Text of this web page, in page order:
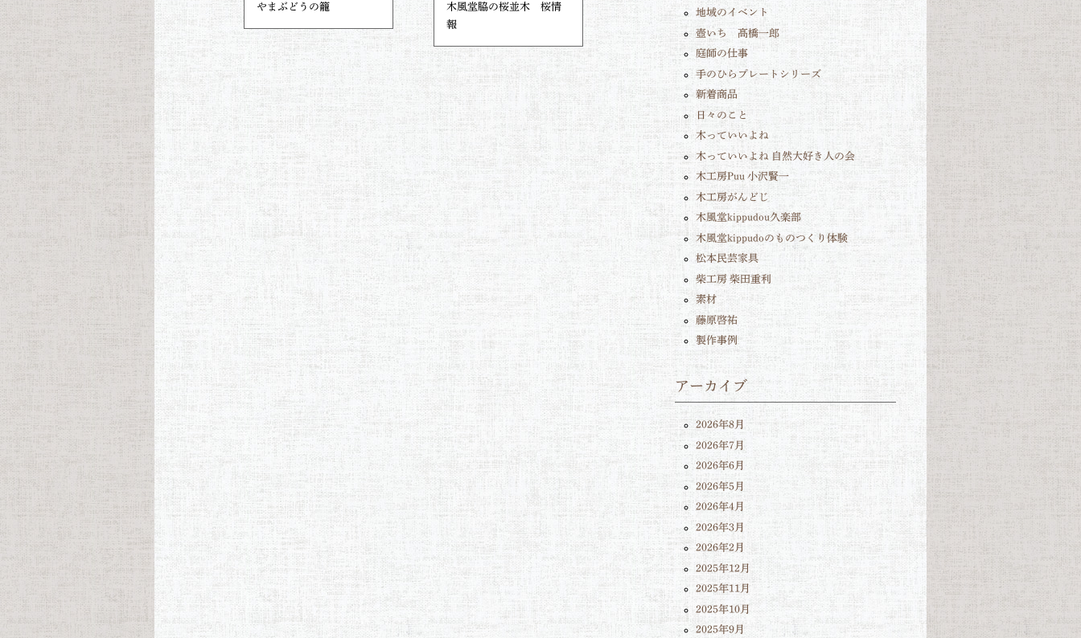
やまぶどうの籠
木風堂脇の桜並木 桜情
報
地域のイベント
壺いち 髙橋一郎
庭師の仕事
手のひらプレートシリーズ
新着商品
日々のこと
木っていいよね
木っていいよね 自然大好き人の会
木工房Puu 小沢賢一
木工房がんどじ
木風堂kippudou久楽部
木風堂kippudoのものつくり体験
松本民芸家具
柴工房 柴田重利
素材
藤原啓祐
製作事例
アーカイブ
2026年8月
2026年7月
2026年6月
2026年5月
2026年4月
2026年3月
2026年2月
2025年12月
2025年11月
2025年10月
2025年9月